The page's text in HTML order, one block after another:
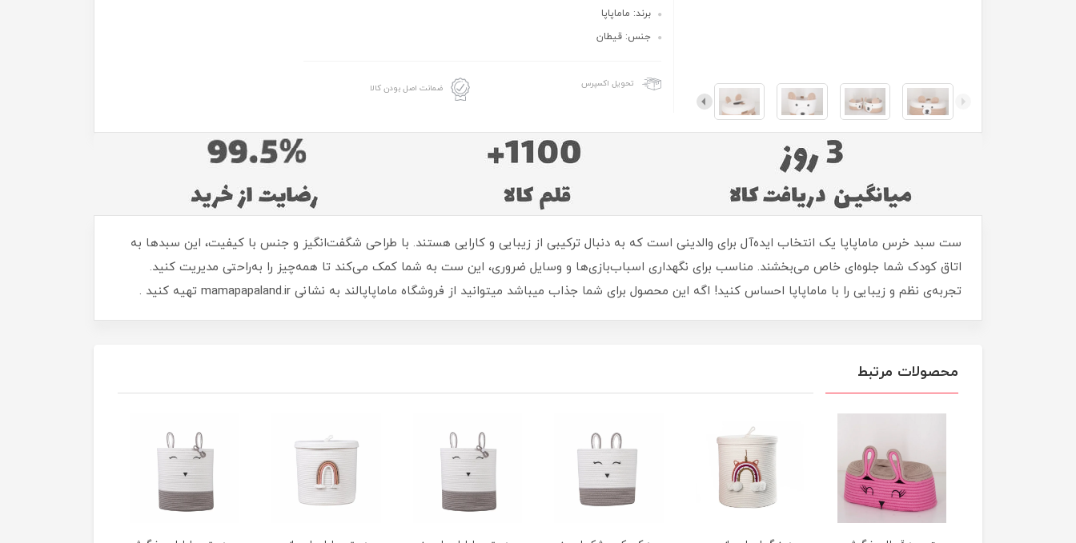
برند: ماماپاپا
جنس: قیطان
تحویل اکسپرس ضمانت اصل بودن کالا
ست سبد خرس ماماپاپا یک انتخاب ایده‌آل برای والدینی است که به دنبال ترکیبی از زیبایی و کارایی هستند. با طراحی شگفت‌انگیز و جنس با کیفیت، این سبدها به
اتاق کودک شما جلوه‌ای خاص می‌بخشند. مناسب برای نگهداری اسباب‌بازی‌ها و وسایل ضروری، این ست به شما کمک می‌کند تا همه‌چیز را به‌راحتی مدیریت کنید.
تجربه‌ی نظم و زیبایی را با ماماپاپا احساس کنید! اگه این محصول برای شما جذاب میباشد میتوانید از فروشگاه ماماپاپالند به نشانی mamapapaland.ir تهیه کنید .
محصولات مرتبط